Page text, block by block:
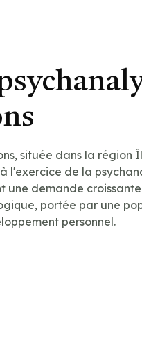
située dans la
l'exercice de la
une demande
portée par une
personnel.